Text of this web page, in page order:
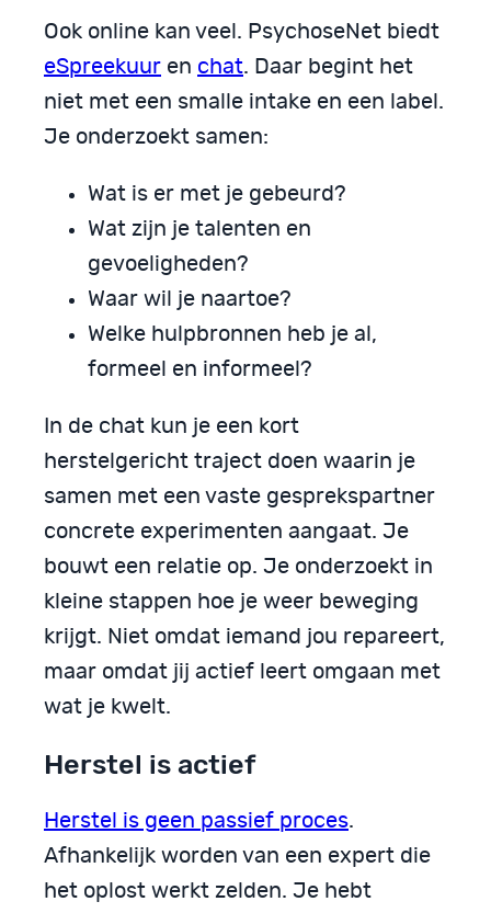
Ook online kan veel. PsychoseNet biedt
eSpreekuur en chat. Daar begint het
niet met een smalle intake en een label.
Je onderzoekt samen:
Wat is er met je gebeurd?
Wat zijn je talenten en
gevoeligheden?
Waar wil je naartoe?
Welke hulpbronnen heb je al,
formeel en informeel?
In de chat kun je een kort
herstelgericht traject doen waarin je
samen met een vaste gesprekspartner
concrete experimenten aangaat. Je
bouwt een relatie op. Je onderzoekt in
kleine stappen hoe je weer beweging
krijgt. Niet omdat iemand jou repareert,
maar omdat jij actief leert omgaan met
wat je kwelt.
Herstel is actief
Herstel is geen passief proces.
Afhankelijk worden van een expert die
het oplost werkt zelden. Je hebt